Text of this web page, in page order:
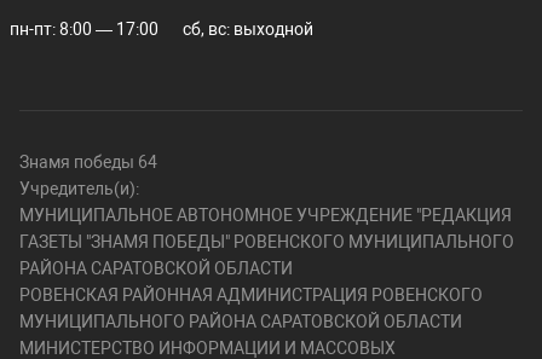
пн-пт: 8:00 — 17:00 сб, вс: выходной
Знамя победы 64
Учредитель(и):
МУНИЦИПАЛЬНОЕ АВТОНОМНОЕ УЧРЕЖДЕНИЕ "РЕДАКЦИЯ
ГАЗЕТЫ "ЗНАМЯ ПОБЕДЫ" РОВЕНСКОГО МУНИЦИПАЛЬНОГО
РАЙОНА САРАТОВСКОЙ ОБЛАСТИ
РОВЕНСКАЯ РАЙОННАЯ АДМИНИСТРАЦИЯ РОВЕНСКОГО
МУНИЦИПАЛЬНОГО РАЙОНА САРАТОВСКОЙ ОБЛАСТИ
МИНИСТЕРСТВО ИНФОРМАЦИИ И МАССОВЫХ